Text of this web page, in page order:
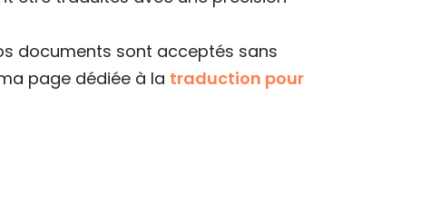
documents sont acceptés sans
page dédiée à la traduction pour